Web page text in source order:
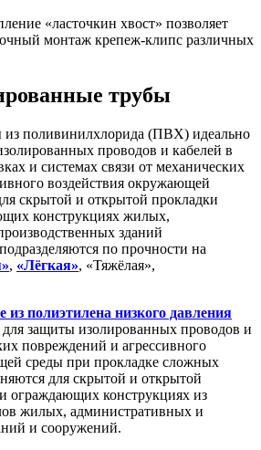
«ласточкин хвост» позволяет
монтаж крепеж-клипс различных
трубы
поливинилхлорида (ПВХ) идеально
проводов и кабелей в
и системах связи от механических
воздействия окружающей
скрытой и открытой прокладки
конструкциях жилых,
зданий
по прочности на
, «Лёгкая», «Тяжёлая»,
полиэтилена низкого давления
для защиты изолированных проводов и
повреждений и агрессивного
среды при прокладке сложных
для скрытой и открытой
ограждающих конструкциях из
жилых, административных и
и сооружений.